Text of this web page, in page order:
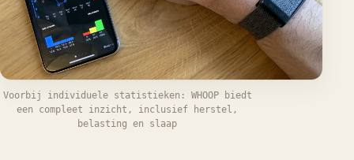
Voorbij individuele statistieken: WHOOP biedt
een compleet inzicht, inclusief herstel,
belasting en slaap